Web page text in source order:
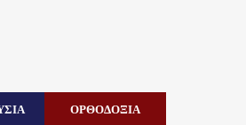
ΟΡΘΟΔΟΞΙΑ